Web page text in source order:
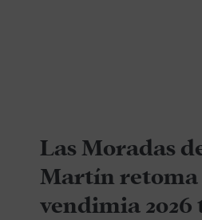
Las Moradas
Martín retoma
vendimia 2026